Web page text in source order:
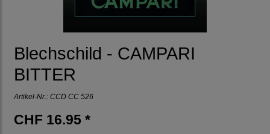
Blechschild - CAMPARI
BITTER
Artikel-Nr.: CCD CC 526
CHF 16.95 *